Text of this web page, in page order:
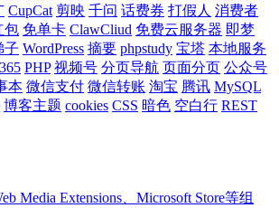
CupCat 剪映 千问 话费券 打假人 消费者
包 免单卡 ClawCliud 免费云服务器 即梦
子 WordPress 摘要 phpstudy 宝塔 本地服务
PHP 视频号 分页导航 页面分页 公众号
本 微信支付 微信转账 淘宝 腾讯 MySQL
博客主题 cookies CSS 暗色 空白行 REST
Media Extensions、Microsoft Store等组